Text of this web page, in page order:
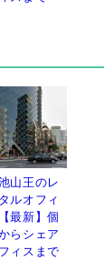
山王のレ
ルオフィ
最新】個
らシェア
ィスまで